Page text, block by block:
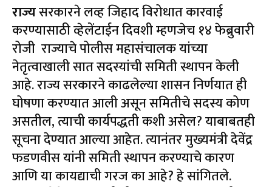
राज्यसरकारने लव्ह जिहाद विरोधात कारवाई
करण्यासाठी व्हेलेंटाईन दिवशी म्हणजेच १४ फेब्रुवारी
रोजी राज्याचे पोलीस महासंचालक यांच्या
नेतृत्वाखाली सात सदस्यांची समिती स्थापन केली
आहे. राज्य सरकारने काढलेल्या शासन निर्णयात ही
घोषणा करण्यात आली असून समितीचे सदस्य कोण
असतील, त्याची कार्यपद्धती कशी असेल? याबाबतही
सूचना देण्यात आल्या आहेत. त्यानंतर मुख्यमंत्री देवेंद्र
फडणवीस यांनी समिती स्थापन करण्याचे कारण
आणि या कायद्याची गरज का आहे? हे सांगितले.